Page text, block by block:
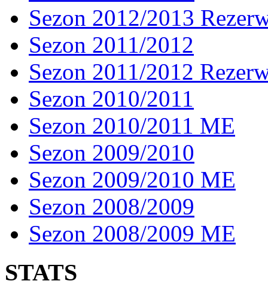
Sezon 2012/2013
Sezon 2011/2012
Sezon 2011/2012
Sezon 2010/2011
Sezon 2010/2011 ME
Sezon 2009/2010
Sezon 2009/2010 ME
Sezon 2008/2009
Sezon 2008/2009 ME
STATS